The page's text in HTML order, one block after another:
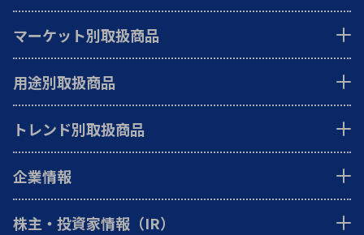
マーケット別取扱商品
用途別取扱商品
トレンド別取扱商品
企業情報
株主・投資家情報（IR）